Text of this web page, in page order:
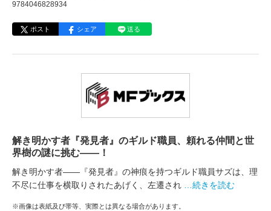
9784046828934
ポスト シェア 送る
解き明かす者『発見者』のギルド職員、頼れる仲間と世
界樹の謎に挑む――！
解き明かす者――『発見者』の神痕を持つギルド職員サズは、理
不尽に仕事を横取りされたあげく、左遷され
…続きを読む
※画像は表紙及び帯等、実際とは異なる場合があります。